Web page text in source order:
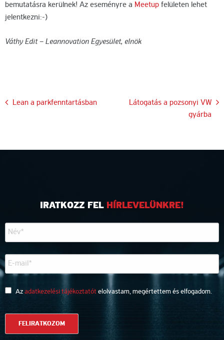
bemutatásra kerülnek! Az eseményre a Meetup felületen lehet
jelentkezni:-)
Váthy Edit – Leannovation Egyesület, elnök
Bejegyzés
Lean a parkfenntartásban
Látogatás a pozsonyi VW
gyárba
IRATKOZZ FEL HÍRLEVELÜNKRE!
Az adatkezelési tájékoztatót elolvastam, megértettem és elfogadom.